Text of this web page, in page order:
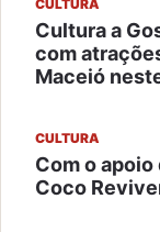
CULTURA
Cultura a
com
Maceió
CULTURA
Com o
Coco